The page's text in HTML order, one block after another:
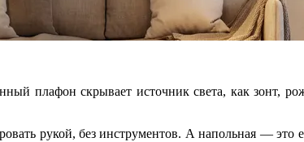
плафон скрывает источник света, как зонт,
рукой, без инструментов. А напольная — это